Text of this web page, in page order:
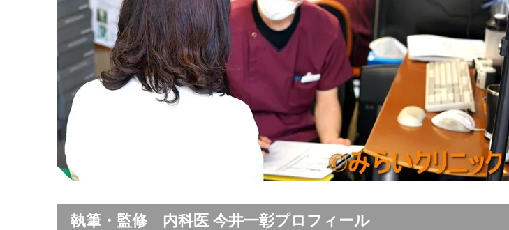
執筆・監修 内科医 今井一彰プロフィール